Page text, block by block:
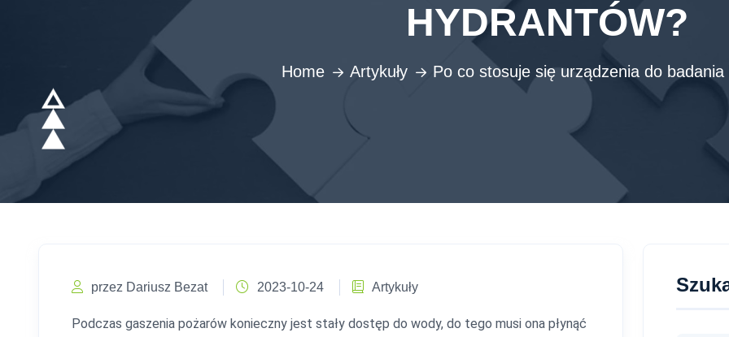
HYDRANTÓW?
Home Artykuły Po co stosuje się urządzenia do
przez Dariusz Bezat 2023-10-24 Artykuły
Podczas gaszenia pożarów konieczny jest stały dostęp do wody, do tego musi ona płynąć